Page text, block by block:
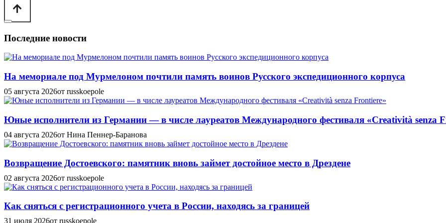
Последние новости
На мемориале под Мурмелоном почтили память воинов Русского экспедиционного корпуса
05 августа 2026от russkoepole
Юные исполнители из Германии — в числе лауреатов Международного фестиваля «Creatività senza
04 августа 2026от Нина Пеннер-Баранова
Возвращение Достоевского: памятник вновь займет достойное место в Дрездене
02 августа 2026от russkoepole
Как сняться с регистрационного учета в России, находясь за границей
31 июля 2026от russkoepole